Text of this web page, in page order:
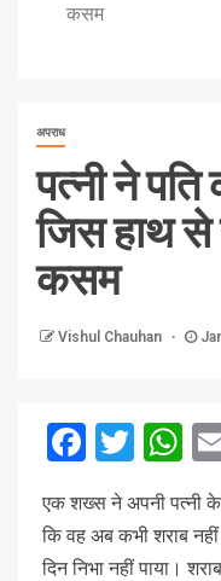
कसम
अपराध
पत्नी ने पति
जिस हाथ
कसम
Vishul Chauhan
एक शख्स ने अपनी पत्नी
कि वह अब कभी शराब
दिन निभा नहीं पाया।